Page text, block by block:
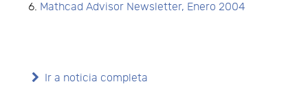
Mathcad Advisor Newsletter, Enero 2004
Ir a noticia completa